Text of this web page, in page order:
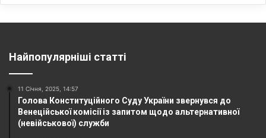
Найпопулярніші статті
11 Січня, 2025, 14:57
Голова Конституційного Суду України звернувся до
Венеційської комісії із запитом щодо альтернативної
(невійськової) служби